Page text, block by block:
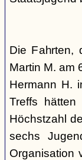
Die Fahrten,
Martin M. am
Hermann H.
Treffs
Höchstzahl
sechs
Organisation